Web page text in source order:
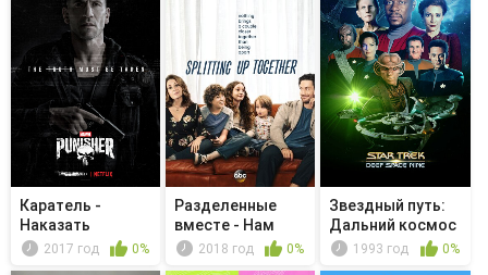
Каратель -
Наказать
2017 год 0%
Разделенные
вместе - Нам
нужно погово...
2018 год 0%
Звездный путь:
Дальний космос
9 - Кар...
1993 год 0%